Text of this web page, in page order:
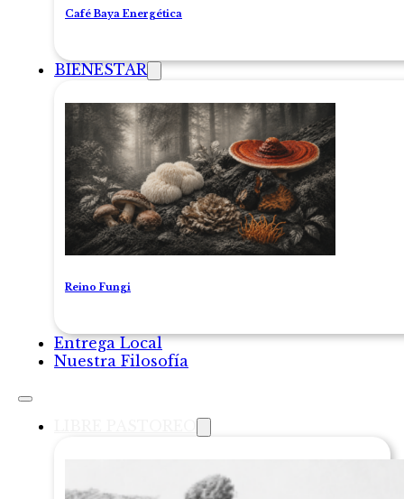
Café Baya Energética
BIENESTAR
Reino Fungi
Entrega Local
Nuestra Filosofía